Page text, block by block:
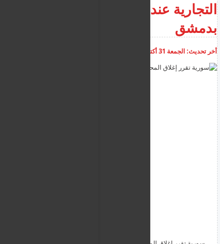
بدمشق
أخر تحديث: الجمعة 31 أكتوبر 2025